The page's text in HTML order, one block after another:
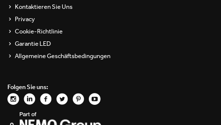
Unit Channel
Unit Round
Yori Evo 48V
Yori Evo Box
Kontaktieren Sie Uns
Privacy
Cookie-Richtlinie
Garantie LED
Allgemeine Geschäftsbedingungen
Folgen Sie uns: